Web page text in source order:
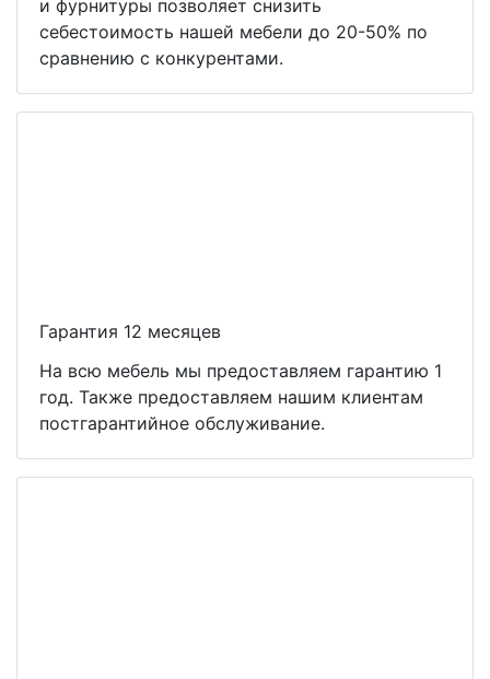
и фурнитуры позволяет снизить
себестоимость нашей мебели до 20-50% по
сравнению с конкурентами.
Гарантия 12 месяцев
На всю мебель мы предоставляем гарантию 1
год. Также предоставляем нашим клиентам
постгарантийное обслуживание.